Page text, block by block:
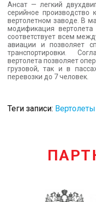
Ансат — легкий
серийное производство
вертолетном заводе. В
модификация
соответствует всем
авиации и позволяет
транспортировки.
вертолета позволяет
грузовой, так и в
перевозки до 7 человек.
Теги записи: